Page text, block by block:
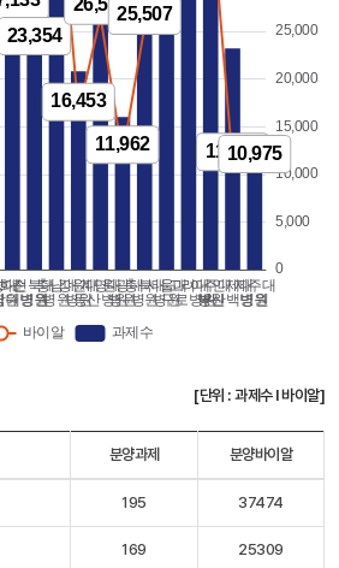
[단위 : 과제수 l 바이알]
분양과제 분양바이알
195 37474
169 25309